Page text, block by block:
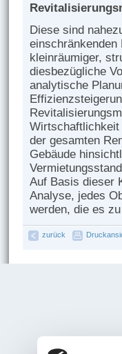
Diese sind
einschränkenden
kleinräumiger,
diesbezügliche
analytische
Wirtschaftlichkeit
der gesamten
Gebäude
Auf Basis dieser
Analyse, jedes
werden, die es
zurück